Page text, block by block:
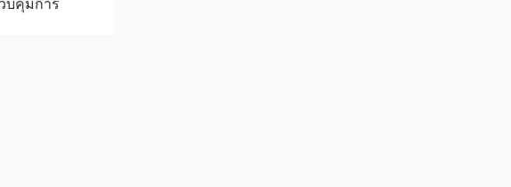
บคุมการ